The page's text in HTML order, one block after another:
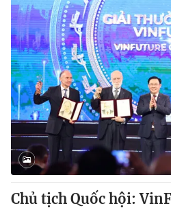
Chủ tịch Quốc hội: